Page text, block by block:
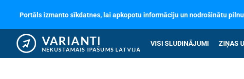
Portāls izmanto sīkdatnes, lai apkopotu informāciju un nodrošinātu
VARIANTI
NEKUSTAMAIS ĪPAŠUMS LATVIJĀ
VISI SLUDINĀJUMI ZIŅAS